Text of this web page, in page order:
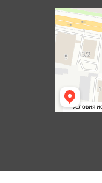
Королёв
Яндекс